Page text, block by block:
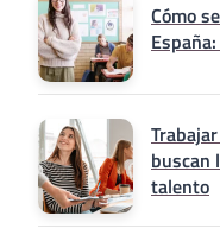
Cómo
buscan
talento